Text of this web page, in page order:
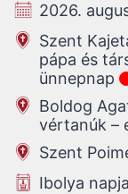
2026.
Szent
pápa és
ünnepnap
Boldog
vértanúk –
Szent
Ibolya napja